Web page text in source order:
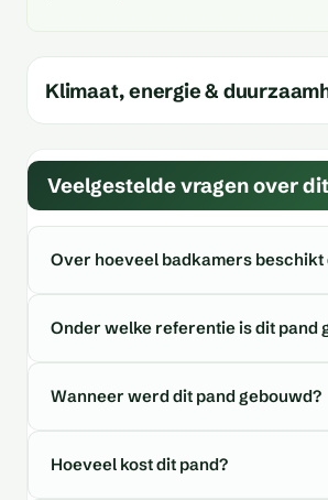
Klimaat, energie &
Veelgestelde vragen over
Over hoeveel badkamers beschikt
Onder welke referentie is dit pand
Wanneer werd dit pand gebouwd?
Hoeveel kost dit pand?